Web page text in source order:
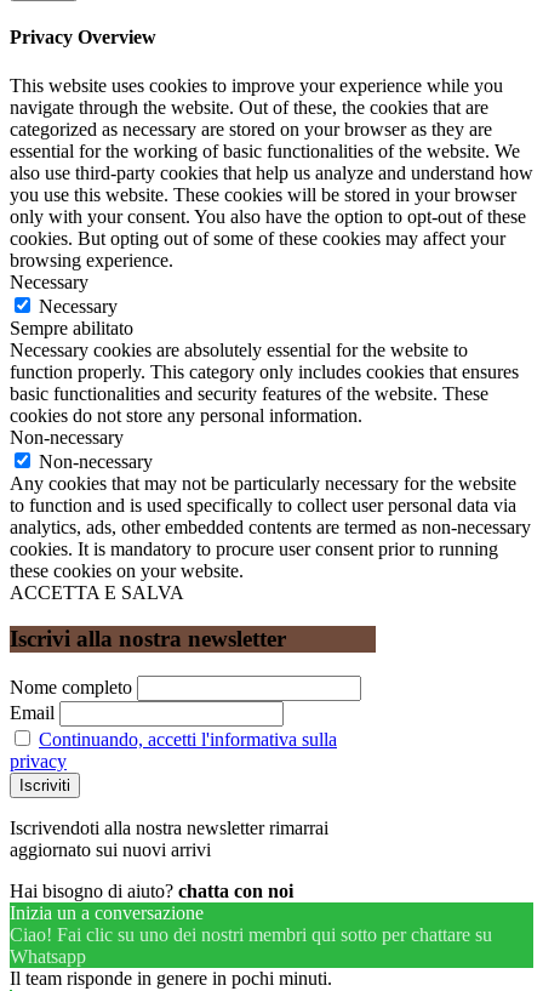
Privacy Overview
This website uses cookies to improve your experience while you
navigate through the website. Out of these, the cookies that are
categorized as necessary are stored on your browser as they are
essential for the working of basic functionalities of the website. We
also use third-party cookies that help us analyze and understand how
you use this website. These cookies will be stored in your browser
only with your consent. You also have the option to opt-out of these
cookies. But opting out of some of these cookies may affect your
browsing experience.
Necessary
Necessary
Sempre abilitato
Necessary cookies are absolutely essential for the website to
function properly. This category only includes cookies that ensures
basic functionalities and security features of the website. These
cookies do not store any personal information.
Non-necessary
Non-necessary
Any cookies that may not be particularly necessary for the website
to function and is used specifically to collect user personal data via
analytics, ads, other embedded contents are termed as non-necessary
cookies. It is mandatory to procure user consent prior to running
these cookies on your website.
ACCETTA E SALVA
Iscrivi alla nostra newsletter
Nome completo
Email
Continuando, accetti l'informativa sulla
privacy
Iscrivendoti alla nostra newsletter rimarrai
aggiornato sui nuovi arrivi
Hai bisogno di aiuto? chatta con noi
Inizia un a conversazione
Ciao! Fai clic su uno dei nostri membri qui sotto per chattare su
Whatsapp
Il team risponde in genere in pochi minuti.